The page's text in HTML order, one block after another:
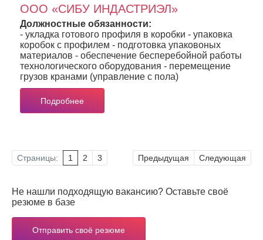
ООО «СИБУ ИНДАСТРИЭЛ»
Должностные обязанности:
- укладка готового профиля в коробки - упаковка
коробок с профилем - подготовка упаковоных
материалов - обеспечение бесперебойной работы
технологического оборудования - перемещение
грузов кранами (управление с пола)
Подробнее
Страницы: 1 2 3 Предыдущая Следующая
Не нашли подходящую вакансию? Оставьте своё
резюме в базе
Отправить своё резюме